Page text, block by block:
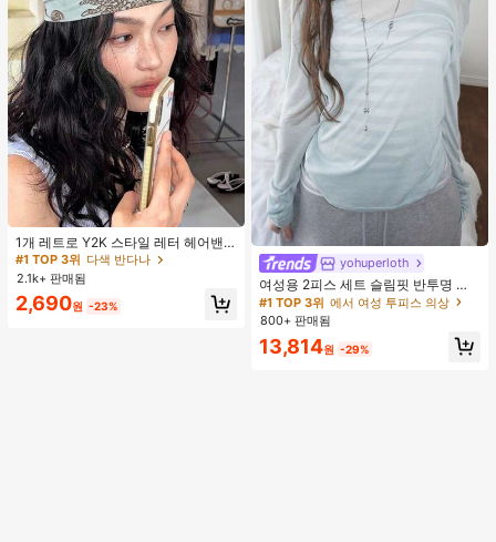
1개 레트로 Y2K 스타일 레터 헤어밴
드, 스트리트 패션 다용도 헤어 스카프
여성용 여름 헤어 액세서리 여성 반다
나
#1 TOP 3위 다색 반다나
거의 매진!
#1 TOP 3위 다색 반다나
거의 매진!
#1 TOP 3위 다색 반다나
거의 매진!
#1 TOP 3위
다색 반다나
2.1k+ 판매됨
2,690원 -23%
yohuperloth
여성용 2피스 세트 슬림핏 반투명 스
파게티 스트랩 스트라이프 캐미솔 탑
우아한
#1 TOP 3위 에서 여성 투피스 의상
거의 매진!
#1 TOP 3위 에서 여성 투피스 의상
거의 매진!
#1 TOP 3위 에서 여성 투피스 의상
거의 매진!
#1 TOP 3위
에서 여성 투피스 의상
거의 매진!
800+ 판매됨
13,814원 -29%